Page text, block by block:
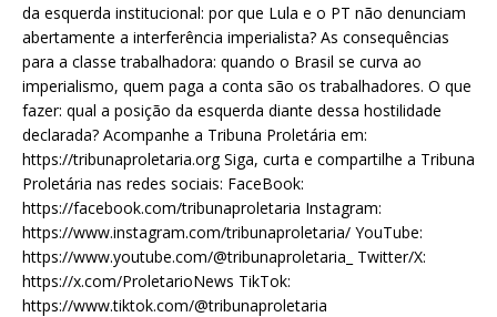
da esquerda institucional: por que Lula e o PT não denunciam
abertamente a interferência imperialista? As consequências
para a classe trabalhadora: quando o Brasil se curva ao
imperialismo, quem paga a conta são os trabalhadores. O que
fazer: qual a posição da esquerda diante dessa hostilidade
declarada? Acompanhe a Tribuna Proletária em:
https://tribunaproletaria.org Siga, curta e compartilhe a Tribuna
Proletária nas redes sociais: FaceBook:
https://facebook.com/tribunaproletaria Instagram:
https://www.instagram.com/tribunaproletaria/ YouTube:
https://www.youtube.com/@tribunaproletaria_ Twitter/X:
https://x.com/ProletarioNews TikTok:
https://www.tiktok.com/@tribunaproletaria